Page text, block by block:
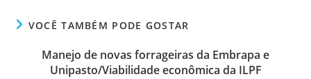
VOCÊ TAMBÉM PODE GOSTAR
Manejo de novas forrageiras da Embrapa e
Unipasto/Viabilidade econômica da ILPF